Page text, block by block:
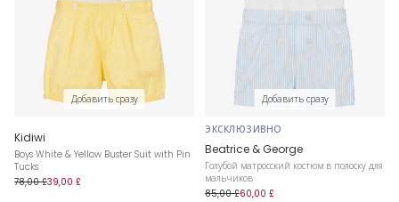
Добавить сразу
Kidiwi
Boys White & Yellow Buster Suit with Pin
Tucks
78,00 £39,00 £
Добавить сразу
ЭКСКЛЮЗИВНО
Beatrice & George
Голубой матросский костюм в полоску для
мальчиков
85,00 £60,00 £